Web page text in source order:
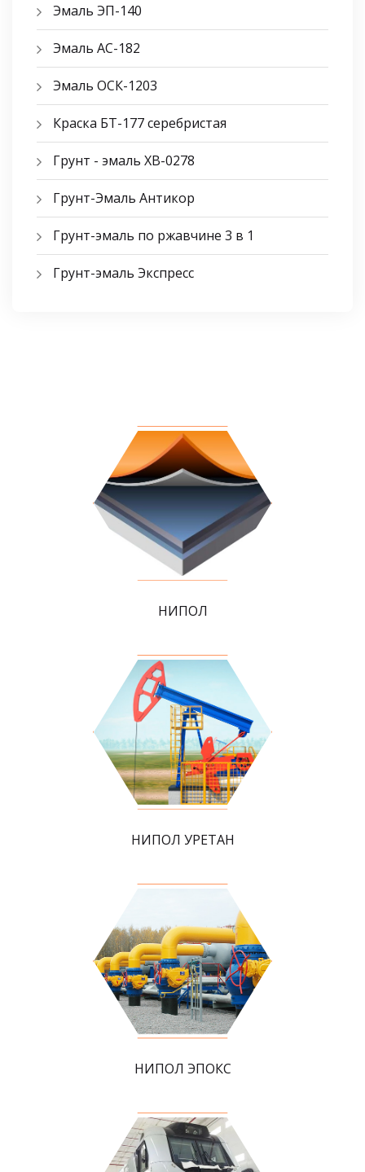
Эмаль ЭП-140
Эмаль АС-182
Эмаль ОСК-1203
Краска БТ-177 серебристая
Грунт - эмаль ХВ-0278
Грунт-Эмаль Антикор
Грунт-эмаль по ржавчине 3 в 1
Грунт-эмаль Экспресс
НИПОЛ
НИПОЛ УРЕТАН
НИПОЛ ЭПОКС